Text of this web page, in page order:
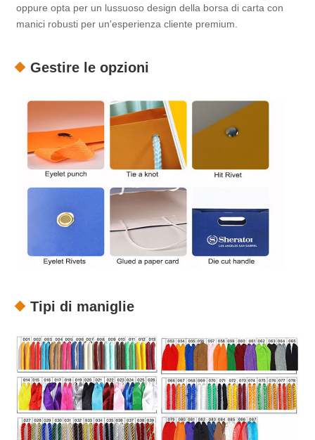
oppure opta per un lussuoso design della borsa di carta con
manici robusti per un'esperienza cliente premium.
Gestire le opzioni
Tipi di maniglie